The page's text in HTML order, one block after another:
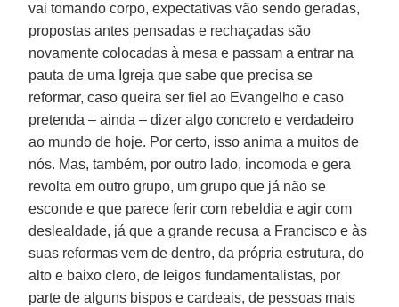
vai tomando corpo, expectativas vão sendo geradas,
propostas antes pensadas e rechaçadas são
novamente colocadas à mesa e passam a entrar na
pauta de uma Igreja que sabe que precisa se
reformar, caso queira ser fiel ao Evangelho e caso
pretenda – ainda – dizer algo concreto e verdadeiro
ao mundo de hoje. Por certo, isso anima a muitos de
nós. Mas, também, por outro lado, incomoda e gera
revolta em outro grupo, um grupo que já não se
esconde e que parece ferir com rebeldia e agir com
deslealdade, já que a grande recusa a Francisco e às
suas reformas vem de dentro, da própria estrutura, do
alto e baixo clero, de leigos fundamentalistas, por
parte de alguns bispos e cardeais, de pessoas mais